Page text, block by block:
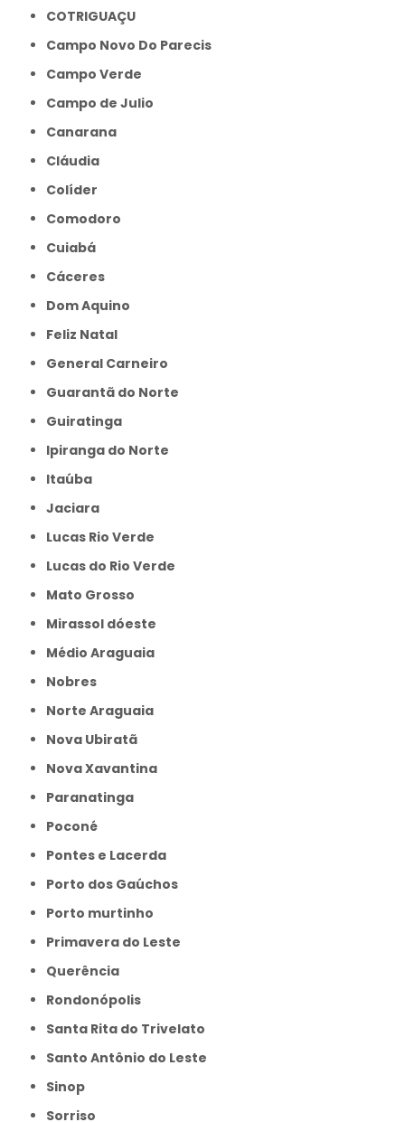
COTRIGUAÇU
Campo Novo Do Parecis
Campo Verde
Campo de Julio
Canarana
Cláudia
Colíder
Comodoro
Cuiabá
Cáceres
Dom Aquino
Feliz Natal
General Carneiro
Guarantã do Norte
Guiratinga
Ipiranga do Norte
Itaúba
Jaciara
Lucas Rio Verde
Lucas do Rio Verde
Mato Grosso
Mirassol dóeste
Médio Araguaia
Nobres
Norte Araguaia
Nova Ubiratã
Nova Xavantina
Paranatinga
Poconé
Pontes e Lacerda
Porto dos Gaúchos
Porto murtinho
Primavera do Leste
Querência
Rondonópolis
Santa Rita do Trivelato
Santo Antônio do Leste
Sinop
Sorriso